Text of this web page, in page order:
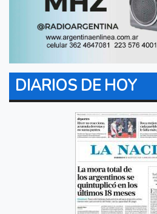
DIARIOS DE HOY